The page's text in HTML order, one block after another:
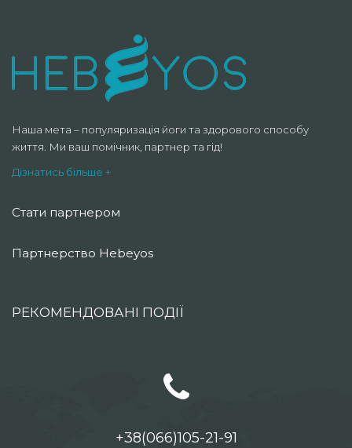
Наша мета – популяризація йоги та здорового способу
життя. Ми ваш помічник, партнер та гід!
Дізнатись більше +
Стати партнером
Партнерство Hebeyos
РЕКОМЕНДОВАНІ ПОДІЇ
+38(066)105-21-91